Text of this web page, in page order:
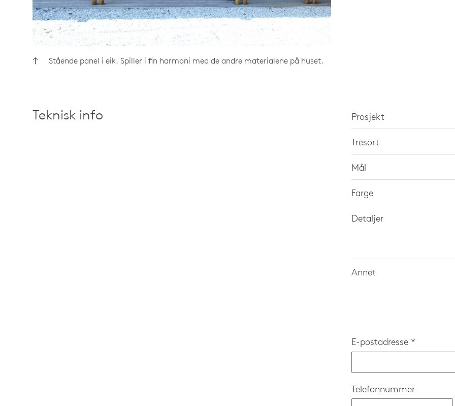
Stående panel i eik. Spiller i fin harmoni med de andre materialene på huset.
Teknisk info Prosjekt
Tresort
Mål
Farge
Detaljer
Annet
E-postadresse *
Telefonnummer